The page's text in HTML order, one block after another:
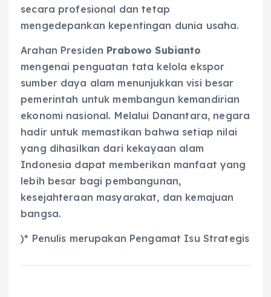
secara profesional dan tetap
mengedepankan kepentingan dunia usaha.
Arahan Presiden Prabowo Subianto
mengenai penguatan tata kelola ekspor
sumber daya alam menunjukkan visi besar
pemerintah untuk membangun kemandirian
ekonomi nasional. Melalui Danantara, negara
hadir untuk memastikan bahwa setiap nilai
yang dihasilkan dari kekayaan alam
Indonesia dapat memberikan manfaat yang
lebih besar bagi pembangunan,
kesejahteraan masyarakat, dan kemajuan
bangsa.
)* Penulis merupakan Pengamat Isu Strategis